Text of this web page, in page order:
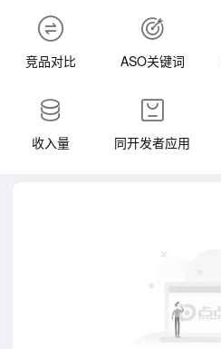
竞品对比 ASO关键词
收入量 同开发者应用